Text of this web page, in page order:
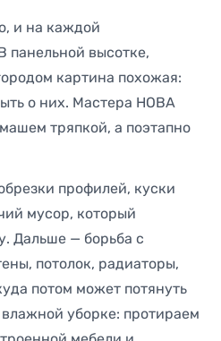
и на каждой
панельной высотке,
картина похожая:
о них. Мастера НОВА
тряпкой, а поэтапно
профилей, куски
мусор, который
Дальше — борьба с
потолок, радиаторы,
потом может потянуть
уборке: протираем